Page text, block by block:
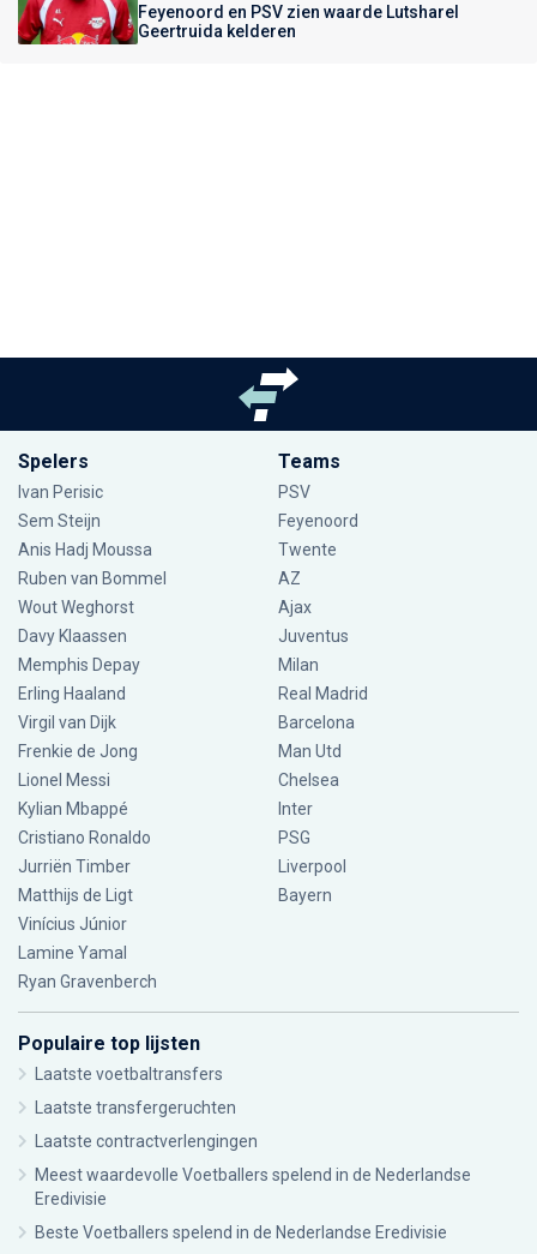
Feyenoord en PSV zien waarde Lutsharel
Geertruida kelderen
Spelers
Ivan Perisic
Sem Steijn
Anis Hadj Moussa
Ruben van Bommel
Wout Weghorst
Davy Klaassen
Memphis Depay
Erling Haaland
Virgil van Dijk
Frenkie de Jong
Lionel Messi
Kylian Mbappé
Cristiano Ronaldo
Jurriën Timber
Matthijs de Ligt
Vinícius Júnior
Lamine Yamal
Ryan Gravenberch
Teams
PSV
Feyenoord
Twente
AZ
Ajax
Juventus
Milan
Real Madrid
Barcelona
Man Utd
Chelsea
Inter
PSG
Liverpool
Bayern
Populaire top lijsten
Laatste voetbaltransfers
Laatste transfergeruchten
Laatste contractverlengingen
Meest waardevolle Voetballers spelend in de Nederlandse
Eredivisie
Beste Voetballers spelend in de Nederlandse Eredivisie